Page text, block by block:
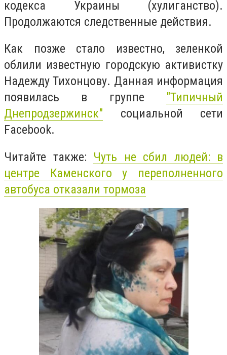
кодекса Украины (хулиганство).
Продолжаются следственные действия.
Как позже стало известно, зеленкой
облили известную городскую активистку
Надежду Тихонцову. Данная информация
появилась в группе "Типичный
Днепродзержинск" социальной сети
Facebook.
Читайте также: Чуть не сбил людей: в
центре Каменского у переполненного
автобуса отказали тормоза